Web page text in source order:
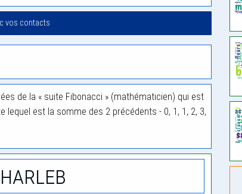
vos contacts
de la « suite Fibonacci » (mathématicien) qui est
lequel est la somme des 2 précédents - 0, 1, 1, 2, 3,